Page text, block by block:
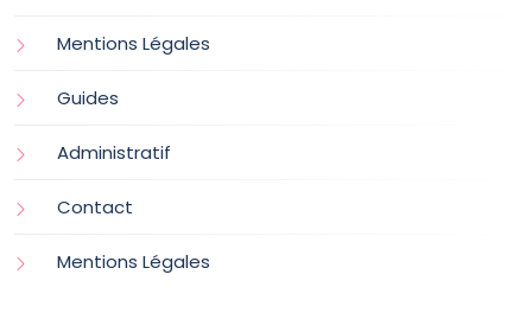
Mentions Légales
Guides
Administratif
Contact
Mentions Légales